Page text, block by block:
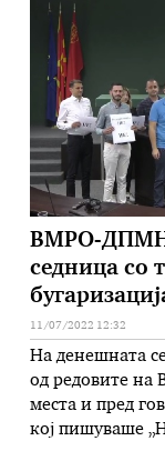
сообраќај на
модели …
ВМРО-
седница со
11/07/2022 12:32
На денешната
од редовите
места и пред
кој пишуваше